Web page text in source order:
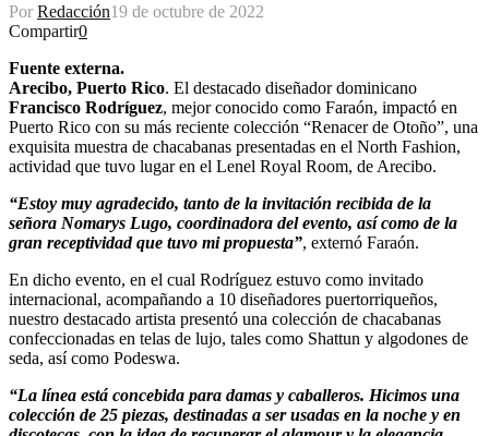
Por Redacción19 de octubre de 2022
Compartir0
Fuente externa.
Arecibo, Puerto Rico. El destacado diseñador dominicano
Francisco Rodríguez, mejor conocido como Faraón, impactó en
Puerto Rico con su más reciente colección “Renacer de Otoño”, una
exquisita muestra de chacabanas presentadas en el North Fashion,
actividad que tuvo lugar en el Lenel Royal Room, de Arecibo.
“Estoy muy agradecido, tanto de la invitación recibida de la
señora Nomarys Lugo, coordinadora del evento, así como de la
gran receptividad que tuvo mi propuesta”, externó Faraón.
En dicho evento, en el cual Rodríguez estuvo como invitado
internacional, acompañando a 10 diseñadores puertorriqueños,
nuestro destacado artista presentó una colección de chacabanas
confeccionadas en telas de lujo, tales como Shattun y algodones de
seda, así como Podeswa.
“La línea está concebida para damas y caballeros. Hicimos una
colección de 25 piezas, destinadas a ser usadas en la noche y en